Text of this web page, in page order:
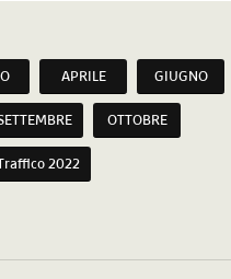
APRILE GIUGNO
OTTOBRE
2022